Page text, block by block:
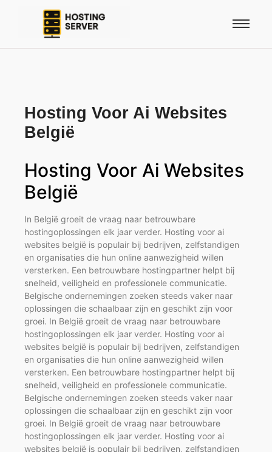
Hosting Voor Ai Websites
België
Hosting Voor Ai Websites
België
In België groeit de vraag naar betrouwbare
hostingoplossingen elk jaar verder. Hosting voor ai
websites belgië is populair bij bedrijven, zelfstandigen
en organisaties die hun online aanwezigheid willen
versterken. Een betrouwbare hostingpartner helpt bij
snelheid, veiligheid en professionele communicatie.
Belgische ondernemingen zoeken steeds vaker naar
oplossingen die schaalbaar zijn en geschikt zijn voor
groei. In België groeit de vraag naar betrouwbare
hostingoplossingen elk jaar verder. Hosting voor ai
websites belgië is populair bij bedrijven, zelfstandigen
en organisaties die hun online aanwezigheid willen
versterken. Een betrouwbare hostingpartner helpt bij
snelheid, veiligheid en professionele communicatie.
Belgische ondernemingen zoeken steeds vaker naar
oplossingen die schaalbaar zijn en geschikt zijn voor
groei. In België groeit de vraag naar betrouwbare
hostingoplossingen elk jaar verder. Hosting voor ai
websites belgië is populair bij bedrijven, zelfstandigen